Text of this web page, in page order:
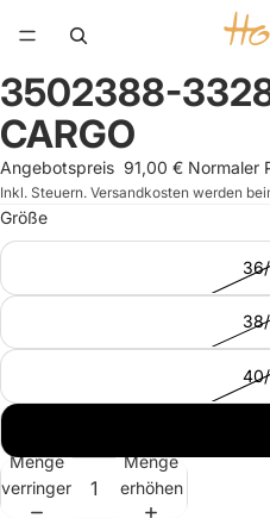
Bild
im
Vollbildmodus
öffnen
Bild
im
Vollbildmodus
öffnen
Bild
im
Vollbildmodus
öffnen
Bild
im
Vollbildmodus
öffnen
Bild
im
Vollbildmodus
öffnen
Bild
im
Vollbildmodus
öffnen
3502388-
CARGO
Angebotspreis 91,00 € Normaler
Inkl. Steuern. Versandkosten werden
Größe
Menge
verringern
Menge
erhöhen